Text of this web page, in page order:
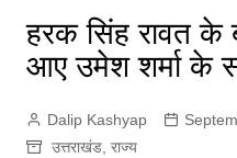
हरक सिंह रावत के
आए उमेश शर्मा के
Dalip Kashyap
उत्तराखंड, राज्य